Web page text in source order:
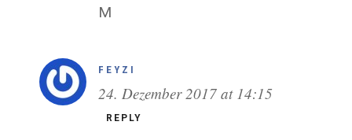
M
FEYZI
24. Dezember 2017 at 14:15
REPLY